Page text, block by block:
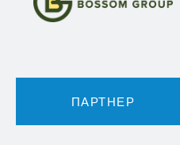
ПАРТНЕР